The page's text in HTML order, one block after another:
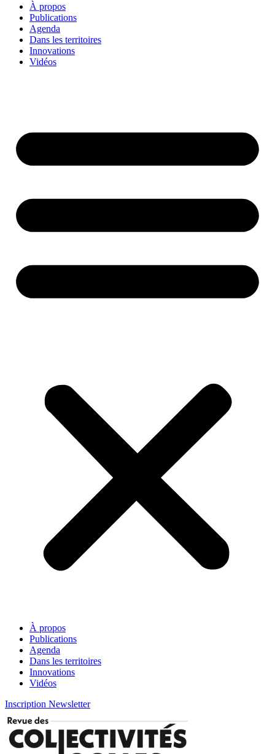
À propos
Publications
Agenda
Dans les territoires
Innovations
Vidéos
À propos
Publications
Agenda
Dans les territoires
Innovations
Vidéos
Inscription Newsletter